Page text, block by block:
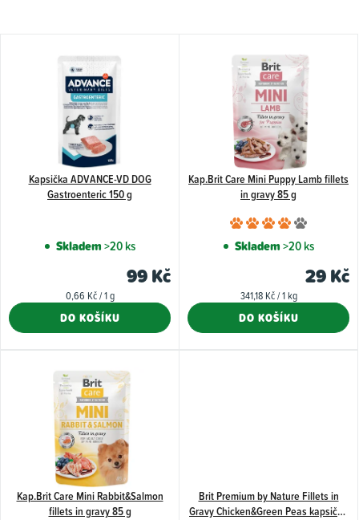
t
ů
Kapsička ADVANCE-VD DOG
Gastroenteric 150 g
Skladem>20 ks
99 Kč
Měrná
0,66 Kč / 1 g
DO KOŠÍKU
Kap.Brit Care Mini Puppy Lamb fillets
in gravy 85 g
je
4,0
Skladem>20 ks
29 Kč
Měrná
341,18 Kč / 1 kg
DO KOŠÍKU
Kap.Brit Care Mini Rabbit&Salmon
fillets in gravy 85 g
Brit Premium by Nature Fillets in
Gravy Chicken&Green Peas kapsička